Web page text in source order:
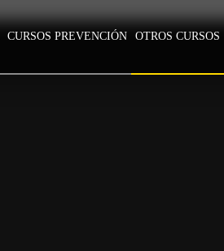
CURSOS PREVENCIÓN OTROS CURSOS